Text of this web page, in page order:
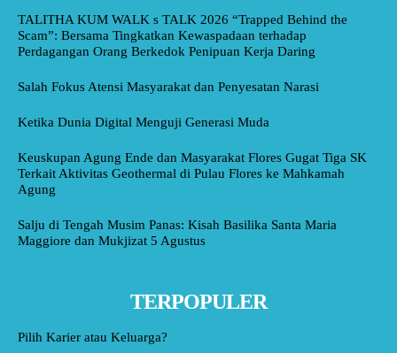
TALITHA KUM WALK s TALK 2026 “Trapped Behind the
Scam”: Bersama Tingkatkan Kewaspadaan terhadap
Perdagangan Orang Berkedok Penipuan Kerja Daring
Salah Fokus Atensi Masyarakat dan Penyesatan Narasi
Ketika Dunia Digital Menguji Generasi Muda
Keuskupan Agung Ende dan Masyarakat Flores Gugat Tiga SK
Terkait Aktivitas Geothermal di Pulau Flores ke Mahkamah
Agung
Salju di Tengah Musim Panas: Kisah Basilika Santa Maria
Maggiore dan Mukjizat 5 Agustus
TERPOPULER
Pilih Karier atau Keluarga?